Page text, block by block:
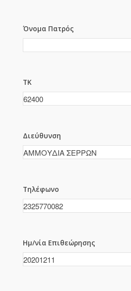
Όνομα Πατρός
ΤΚ
Διεύθυνση
Τηλέφωνο
Ημ/νία Επιθεώρησης